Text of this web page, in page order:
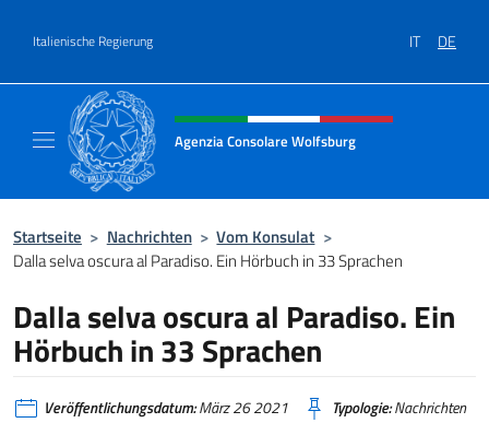
Italienische Regierung IT DE
Header-Site, Social und Menü
Agenzia Consolare Wolfsburg
Startseite > Nachrichten > Vom Konsulat >
Dalla selva oscura al Paradiso. Ein Hörbuch in 33 Sprachen
Dalla selva oscura al Paradiso. Ein
Hörbuch in 33 Sprachen
Veröffentlichungsdatum:März 26 2021 Typologie:Nachrichten